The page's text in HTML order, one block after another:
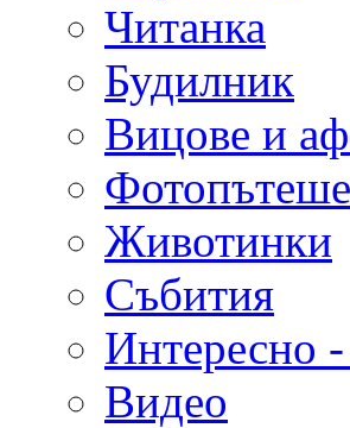
Читанка
Будилник
Вицове и
Животинки
Събития
Интересно
Видео